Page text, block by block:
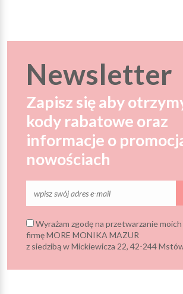
Newsletter
Zapisz się aby
kody rabatowe oraz
informacje o
nowościach
Wyrażam zgodę na przetwarzanie
firmę MORE MONIKA MAZUR
z siedzibą w Mickiewicza 22, 42-244